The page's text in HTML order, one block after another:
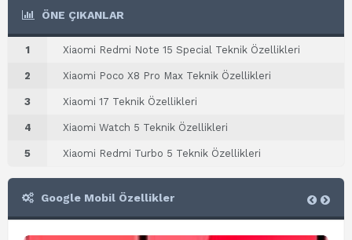
ÖNE ÇIKANLAR
1 Xiaomi Redmi Note 15 Special Teknik Özellikleri
2 Xiaomi Poco X8 Pro Max Teknik Özellikleri
3 Xiaomi 17 Teknik Özellikleri
4 Xiaomi Watch 5 Teknik Özellikleri
5 Xiaomi Redmi Turbo 5 Teknik Özellikleri
Google Mobil Özellikler